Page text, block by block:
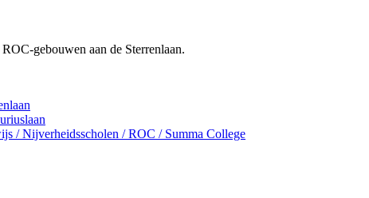
gebouwen aan de Sterrenlaan.
/ Nijverheidsscholen / ROC / Summa College